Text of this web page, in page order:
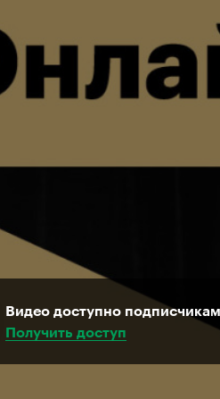
Видео доступно
Получить доступ